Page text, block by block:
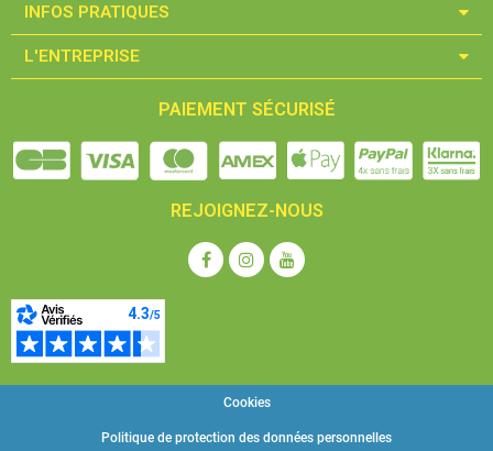
INFOS PRATIQUES​
L'ENTREPRISE​
PAIEMENT SÉCURISÉ
REJOIGNEZ-NOUS
Politique de protection des données personnelles
Cookies